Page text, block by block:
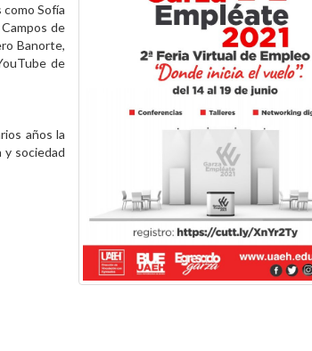
Sofía
de
Banorte,
de
años la
sociedad